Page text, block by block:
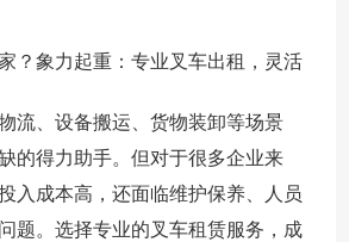
？象力起重：专业叉车出租，灵活
流、设备搬运、货物装卸等场景
的得力助手。但对于很多企业来
入成本高，还面临维护保养、人员
题。选择专业的叉车租赁服务，成